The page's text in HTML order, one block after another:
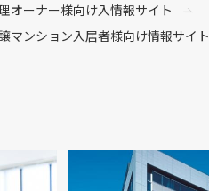
オーナー様向け入情報サイト
マンション入居者様向け情報サイト